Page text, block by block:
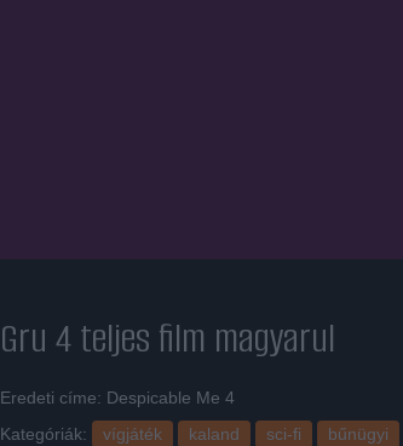
Gru 4teljes film magyarul
Eredeti címe: Despicable Me 4
Kategóriák:
vígjáték kaland sci-fi bűnügyi